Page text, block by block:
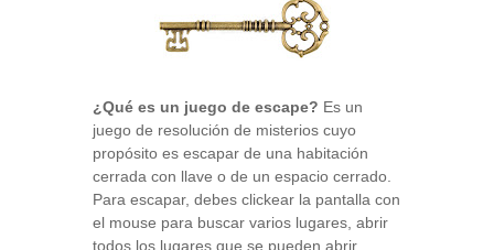
¿Qué es un juego de escape? Es un
juego de resolución de misterios cuyo
propósito es escapar de una habitación
cerrada con llave o de un espacio cerrado.
Para escapar, debes clickear la pantalla con
el mouse para buscar varios lugares, abrir
todos los lugares que se pueden abrir,